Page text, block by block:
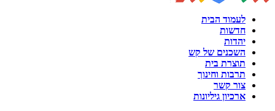
לעמוד הבית
חדשות
יהדות
השכנים של קש
תוצרת בית
תרבות וחינוך
צור קשר
ארכיון גיליונות